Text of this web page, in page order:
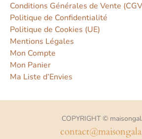
Conditions Générales de Vente
Politique de Confidentialité
Politique de Cookies (UE)
Mentions Légales
Mon Compte
Mon Panier
Ma Liste d’Envies
COPYRIGHT ©